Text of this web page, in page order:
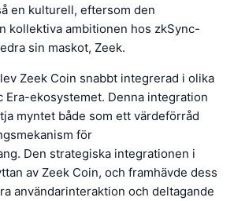
en kulturell, eftersom den
kollektiva ambitionen hos zkSync-
sin maskot, Zeek.
Zeek Coin snabbt integrerad i olika
Era-ekosystemet. Denna integration
myntet både som ett värdeförråd
för
Den strategiska integrationen i
av Zeek Coin, och framhävde dess
användarinteraktion och deltagande